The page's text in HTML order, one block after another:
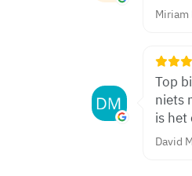
Miriam
Top
niets
is het
David